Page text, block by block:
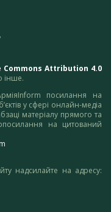
Commons Attribution 4.0
інше.
посилання на
у сфері онлайн-медіа
матеріалу прямого та
на цитований
надсилайте на адресу: